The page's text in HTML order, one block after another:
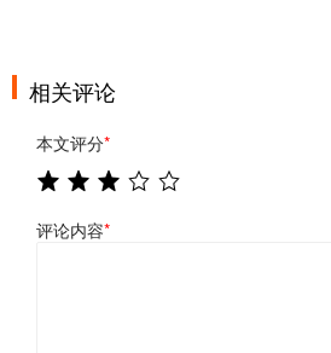
相关评论
本文评分*
评论内容*